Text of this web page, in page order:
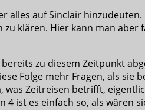
alles auf Sinclair
klären. Hier kann man aber
zu diesem Zeitpunkt
Folge mehr Fragen, als sie
was Zeitreisen betrifft,
ist es einfach so, als wären